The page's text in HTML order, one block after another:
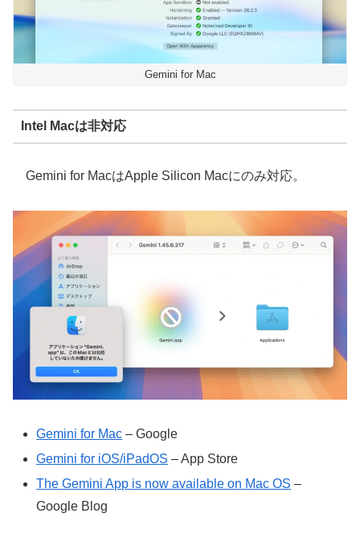
Gemini for Mac
Intel Macは非対応
Gemini for MacはApple Silicon Macにのみ対応。
Gemini for Mac – Google
Gemini for iOS/iPadOS – App Store
The Gemini App is now available on Mac OS –
Google Blog